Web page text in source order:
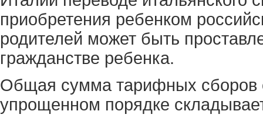
приобретения ребенком
родителей может быть
гражданстве ребенка.
Общая сумма тарифных сборов
упрощенном порядке